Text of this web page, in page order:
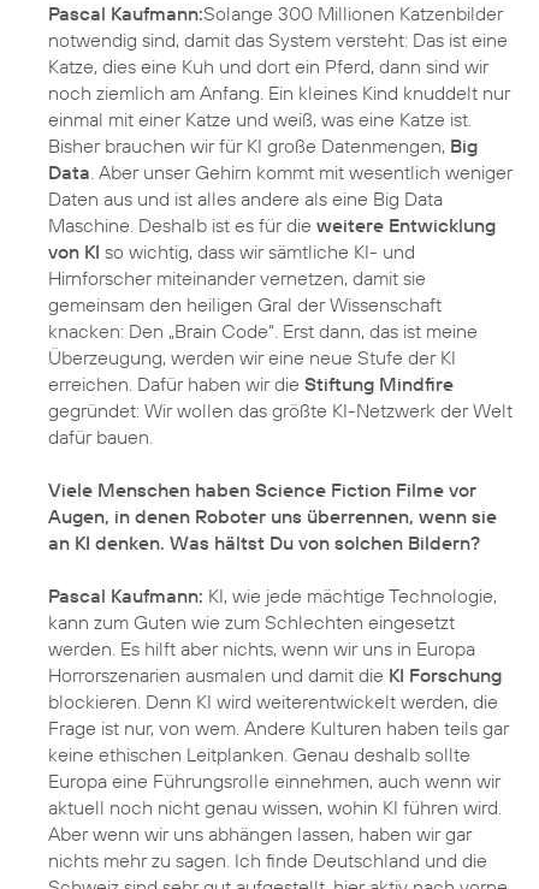
Pascal Kaufmann:Solange 300 Millionen Katzenbilder
notwendig sind, damit das System versteht: Das ist eine
Katze, dies eine Kuh und dort ein Pferd, dann sind wir
noch ziemlich am Anfang. Ein kleines Kind knuddelt nur
einmal mit einer Katze und weiß, was eine Katze ist.
Bisher brauchen wir für KI große Datenmengen, Big
Data. Aber unser Gehirn kommt mit wesentlich weniger
Daten aus und ist alles andere als eine Big Data
Maschine. Deshalb ist es für die weitere Entwicklung
von KI so wichtig, dass wir sämtliche KI- und
Hirnforscher miteinander vernetzen, damit sie
gemeinsam den heiligen Gral der Wissenschaft
knacken: Den „Brain Code“. Erst dann, das ist meine
Überzeugung, werden wir eine neue Stufe der KI
erreichen. Dafür haben wir die Stiftung Mindfire
gegründet: Wir wollen das größte KI-Netzwerk der Welt
dafür bauen.
Viele Menschen haben Science Fiction Filme vor
Augen, in denen Roboter uns überrennen, wenn sie
an KI denken. Was hältst Du von solchen Bildern?
Pascal Kaufmann: KI, wie jede mächtige Technologie,
kann zum Guten wie zum Schlechten eingesetzt
werden. Es hilft aber nichts, wenn wir uns in Europa
Horrorszenarien ausmalen und damit die KI Forschung
blockieren. Denn KI wird weiterentwickelt werden, die
Frage ist nur, von wem. Andere Kulturen haben teils gar
keine ethischen Leitplanken. Genau deshalb sollte
Europa eine Führungsrolle einnehmen, auch wenn wir
aktuell noch nicht genau wissen, wohin KI führen wird.
Aber wenn wir uns abhängen lassen, haben wir gar
nichts mehr zu sagen. Ich finde Deutschland und die